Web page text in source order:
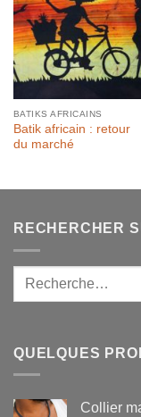
BATIKS AFRICAINS
Batik africain : retour
du marché
RECHERCHER
QUELQUES
Collier